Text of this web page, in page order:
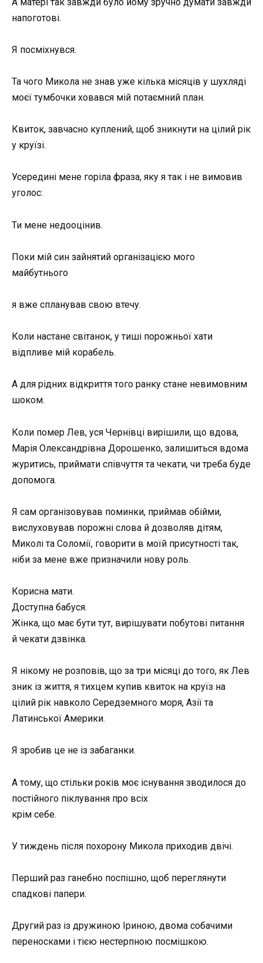
напоготові.
Я посміхнувся.
Та чого Микола не знав уже кілька місяців у шухляді
моєї тумбочки ховався мій потаємний план.
Квиток, завчасно куплений, щоб зникнути на цілий рік
у круїзі.
Усередині мене горіла фраза, яку я так і не вимовив
уголос:
Ти мене недооцінив.
Поки мій син зайнятий організацією мого
майбутнього
я вже спланував свою втечу.
Коли настане світанок, у тиші порожньої хати
відпливе мій корабель.
А для рідних відкриття того ранку стане невимовним
шоком.
Коли помер Лев, уся Чернівці вирішили, що вдова,
Марія Олександрівна Дорошенко, залишиться вдома
журитись, приймати співчуття та чекати, чи треба буде
допомога.
Я сам організовував поминки, приймав обійми,
вислуховував порожні слова й дозволяв дітям,
Миколі та Соломії, говорити в моїй присутності так,
ніби за мене вже призначили нову роль.
Корисна мати.
Доступна бабуся.
Жінка, що має бути тут, вирішувати побутові питання
й чекати дзвінка.
Я нікому не розповів, що за три місяці до того, як Лев
зник із життя, я тихцем купив квиток на круїз на
цілий рік навколо Середземного моря, Азії та
Латинської Америки.
Я зробив це не із забаганки.
А тому, що стільки років моє існування зводилося до
постійного піклування про всіх
крім себе.
У тиждень після похорону Микола приходив двічі.
Перший раз ганебно поспішно, щоб переглянути
спадкові папери.
Другий раз із дружиною Іриною, двома собачими
переносками і тією нестерпною посмішкою.